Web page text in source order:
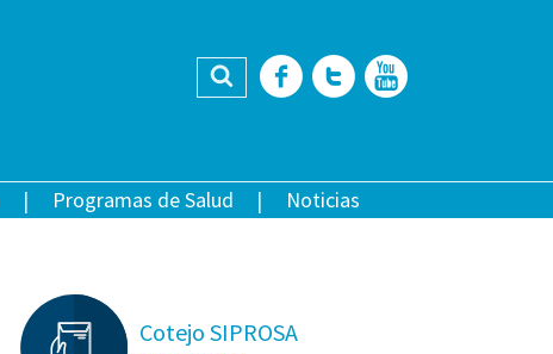
Buscar Facebook
Twitter
Programas de Salud Noticias
Cotejo SIPROSA